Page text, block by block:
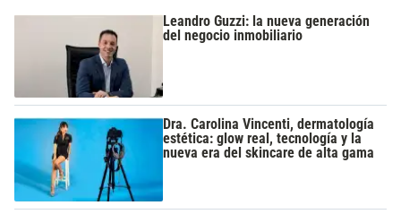
Leandro Guzzi: la nueva generación
del negocio inmobiliario
Dra. Carolina Vincenti, dermatología
estética: glow real, tecnología y la
nueva era del skincare de alta gama